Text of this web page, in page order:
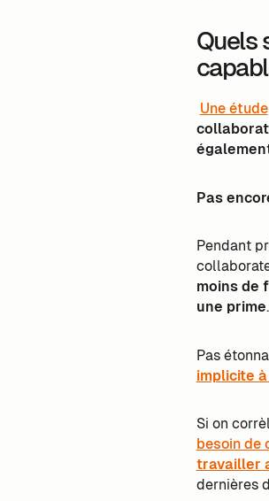
Quels
Une étude
Pas
Pendant
moins de
une prime.
Pas
implicite
Si on
besoin de
travailler
dernières